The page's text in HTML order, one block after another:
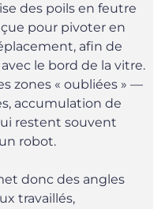
des poils en feutre
pour pivoter en
afin de
le bord de la vitre.
zones « oubliées » —
accumulation de
restent souvent
robot.
donc des angles
travaillés,